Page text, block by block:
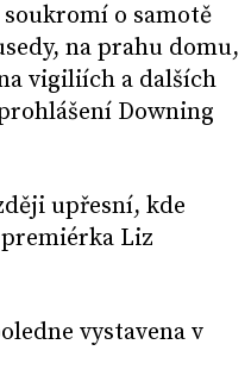
o samotě
na prahu domu,
vigiliích a dalších
Downing
upřesní, kde
Liz
vystavena v